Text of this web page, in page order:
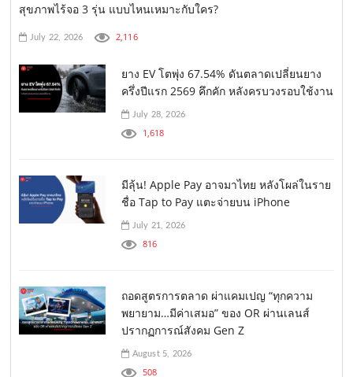
สุขภาพไร้จอ 3 รุ่น แบบไหนเหมาะกับใคร?
July 22, 2026 2,116
ยาง EV โตพุ่ง 67.54% ดันตลาดเปลี่ยนยาง
ครึ่งปีแรก 2569 คึกคัก หลังครบวงรอบใช้งาน
July 28, 2026
1,618
มีลุ้น! Apple Pay อาจมาไทย หลังโผล่ในราย
ชื่อ Tap to Pay แตะจ่ายบน iPhone
July 21, 2026
816
ถอดสูตรการตลาด ผ่าแคมเปญ “ทุกความ
พยายาม…มีค่าเสมอ” ของ OR ผ่านเลนส์
ปรากฏการณ์สังคม Gen Z
August 5, 2026
508